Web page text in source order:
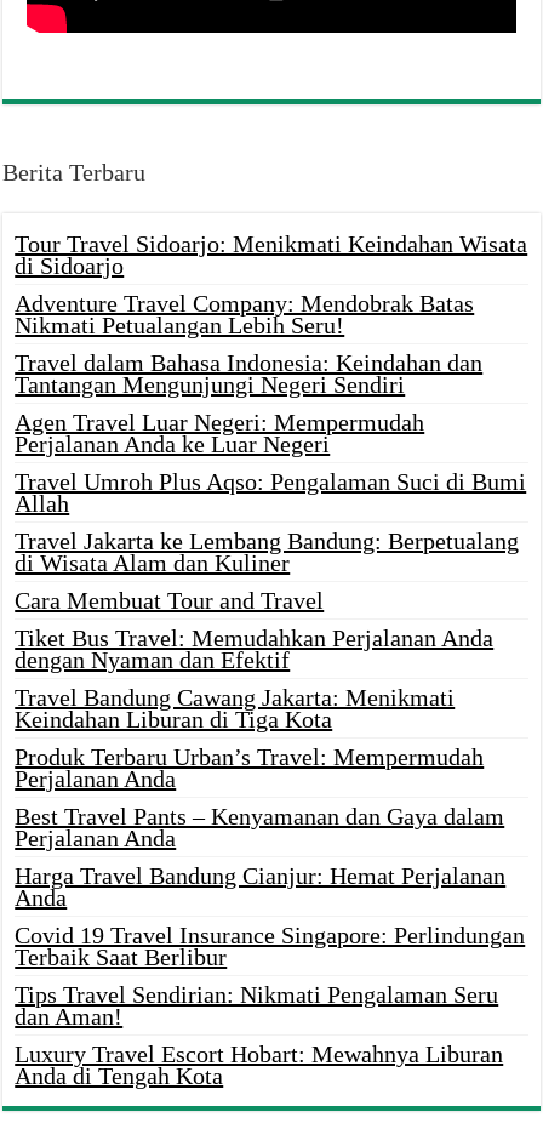
Berita Terbaru
Tour Travel Sidoarjo: Menikmati Keindahan Wisata
di Sidoarjo
Adventure Travel Company: Mendobrak Batas
Nikmati Petualangan Lebih Seru!
Travel dalam Bahasa Indonesia: Keindahan dan
Tantangan Mengunjungi Negeri Sendiri
Agen Travel Luar Negeri: Mempermudah
Perjalanan Anda ke Luar Negeri
Travel Umroh Plus Aqso: Pengalaman Suci di Bumi
Allah
Travel Jakarta ke Lembang Bandung: Berpetualang
di Wisata Alam dan Kuliner
Cara Membuat Tour and Travel
Tiket Bus Travel: Memudahkan Perjalanan Anda
dengan Nyaman dan Efektif
Travel Bandung Cawang Jakarta: Menikmati
Keindahan Liburan di Tiga Kota
Produk Terbaru Urban’s Travel: Mempermudah
Perjalanan Anda
Best Travel Pants – Kenyamanan dan Gaya dalam
Perjalanan Anda
Harga Travel Bandung Cianjur: Hemat Perjalanan
Anda
Covid 19 Travel Insurance Singapore: Perlindungan
Terbaik Saat Berlibur
Tips Travel Sendirian: Nikmati Pengalaman Seru
dan Aman!
Luxury Travel Escort Hobart: Mewahnya Liburan
Anda di Tengah Kota